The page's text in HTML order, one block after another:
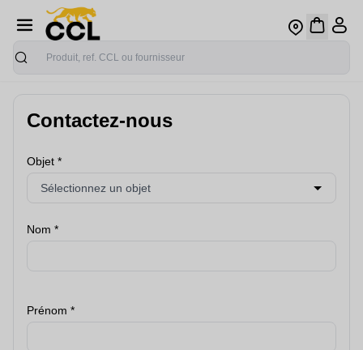
Recherche
Contactez-nous
Objet
Nom
Prénom